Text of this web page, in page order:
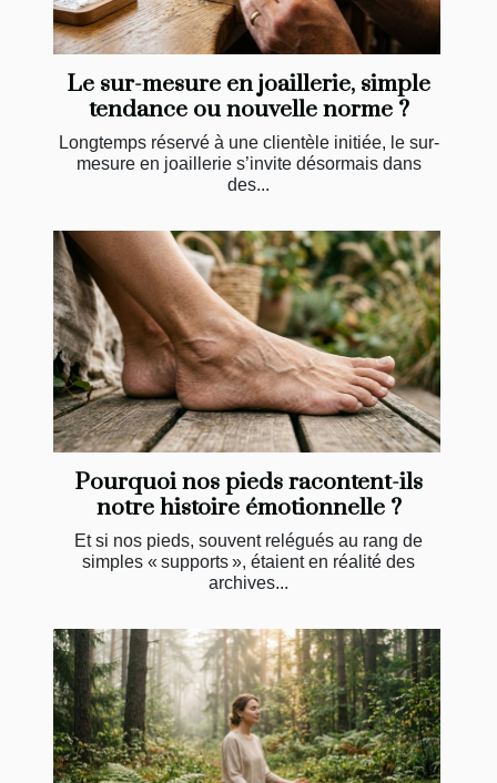
Le sur-mesure en joaillerie, simple
tendance ou nouvelle norme ?
Longtemps réservé à une clientèle initiée, le sur-
mesure en joaillerie s’invite désormais dans
des...
Pourquoi nos pieds racontent-ils
notre histoire émotionnelle ?
Et si nos pieds, souvent relégués au rang de
simples « supports », étaient en réalité des
archives...